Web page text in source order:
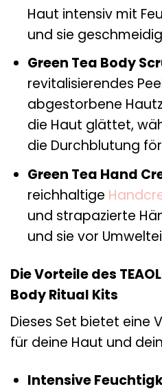
Haut intensiv mit
und sie
Green Tea Body
revitalisierendes
abgestorbene
die Haut glättet,
die Durchblutung
Green Tea Hand
reichhaltige
und strapazierte
und sie vor
Die Vorteile des
Body Ritual Kits
Dieses Set bietet eine
für deine Haut und
Intensive